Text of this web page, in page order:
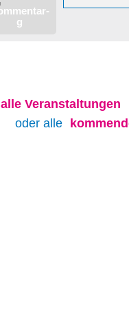
alle Veranstaltungen
oder alle